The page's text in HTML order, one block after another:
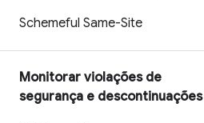
Schemeful Same-Site
Monitorar violações de
segurança e descontinuações